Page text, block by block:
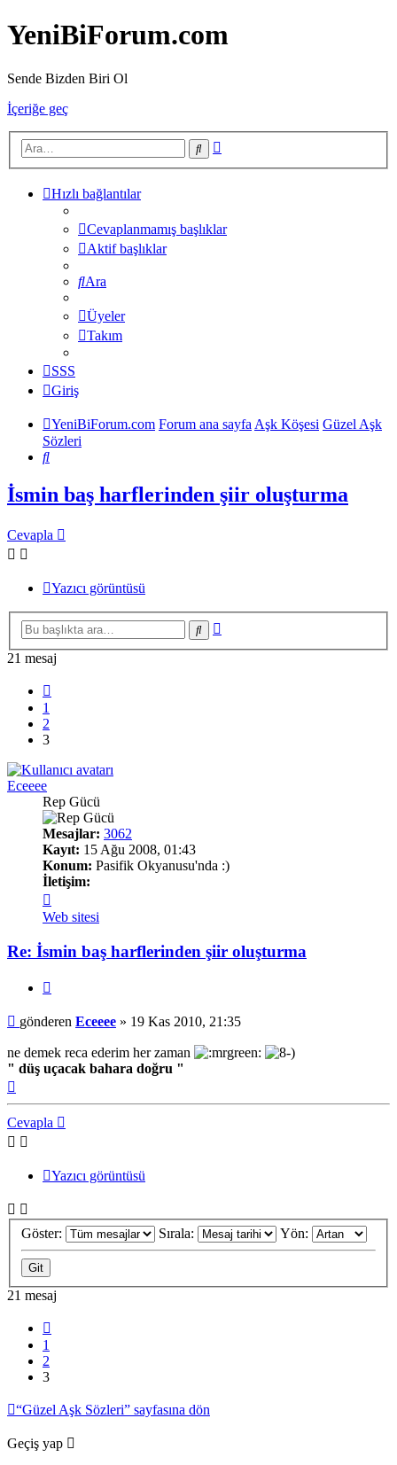
YeniBiForum.com
Sende Bizden Biri Ol
İçeriğe geç
Ara
Hızlı bağlantılar
Cevaplanmamış başlıklar
Aktif başlıklar
Ara
Üyeler
Takım
SSS
Giriş
YeniBiForum.com Forum ana sayfaAşk Köşesi Güzel Aşk
Sözleri
Ara
İsmin baş harflerinden şiir oluşturma
Cevapla
Yazıcı görüntüsü
Ara
21 mesaj
1
2
3
Eceeee
Rep Gücü
Mesajlar: 3062
Kayıt: 15 Ağu 2008, 01:43
Konum: Pasifik Okyanusu'nda :)
İletişim:
Eceeee
Web sitesi
Re: İsmin baş harflerinden şiir oluşturma
Mesaj
gönderen Eceeee » 19 Kas 2010, 21:35
ne demek reca ederim her zaman
" düş uçacak bahara doğru "
Cevapla
Yazıcı görüntüsü
Göster: Sırala: Yön:
21 mesaj
1
2
3
“Güzel Aşk Sözleri” sayfasına dön
Geçiş yap